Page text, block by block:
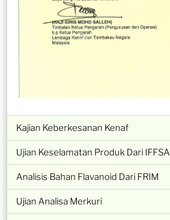
Kajian Keberkesanan Kenaf
Ujian Keselamatan Produk Dari IFFSA
Analisis Bahan Flavanoid Dari FRIM
Ujian Analisa Merkuri